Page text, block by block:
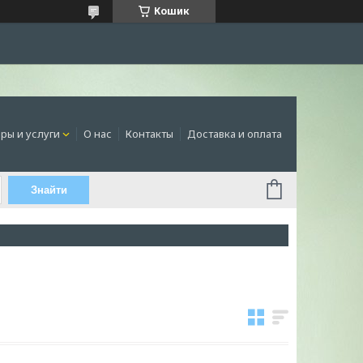
Кошик
и услуги О нас Контакты Доставка и оплата
Знайти